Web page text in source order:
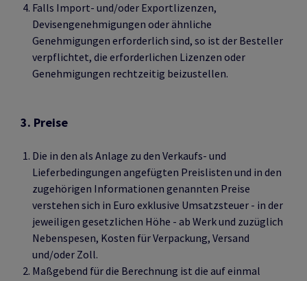
Falls Import- und/oder Exportlizenzen,
Devisengenehmigungen oder ähnliche
Genehmigungen erforderlich sind, so ist der Besteller
verpflichtet, die erforderlichen Lizenzen oder
Genehmigungen rechtzeitig beizustellen.
3. Preise
Die in den als Anlage zu den Verkaufs- und
Lieferbedingungen angefügten Preislisten und in den
zugehörigen Informationen genannten Preise
verstehen sich in Euro exklusive Umsatzsteuer - in der
jeweiligen gesetzlichen Höhe - ab Werk und zuzüglich
Nebenspesen, Kosten für Verpackung, Versand
und/oder Zoll.
Maßgebend für die Berechnung ist die auf einmal